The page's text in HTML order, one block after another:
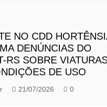
NO CDD
DENÚNCIAS DO
RS SOBRE
DE USO
21/07/2026 0